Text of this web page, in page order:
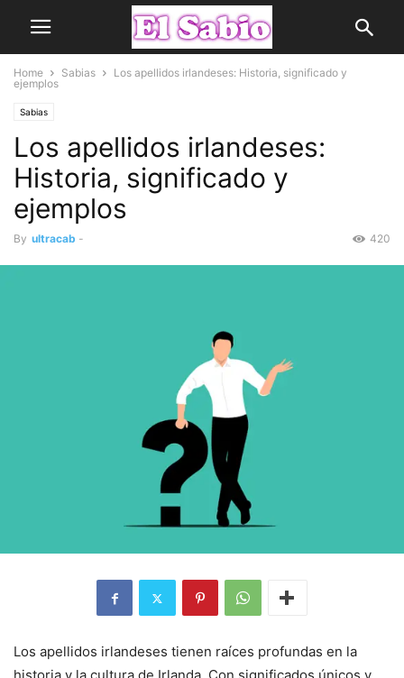
Home Sabias
Los apellidos irlandeses: Historia, significado y
ejemplos
Sabias
Los apellidos irlandeses:
Historia, significado y
ejemplos
By ultracab - 420
Los apellidos irlandeses tienen raíces profundas en la